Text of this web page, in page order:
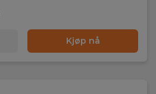
Kjøp nå